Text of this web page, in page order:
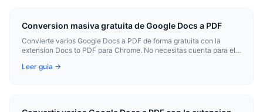
Conversion masiva gratuita de Google Docs a PDF
Convierte varios Google Docs a PDF de forma gratuita con la
extension Docs to PDF para Chrome. No necesitas cuenta para el
Leer guia →